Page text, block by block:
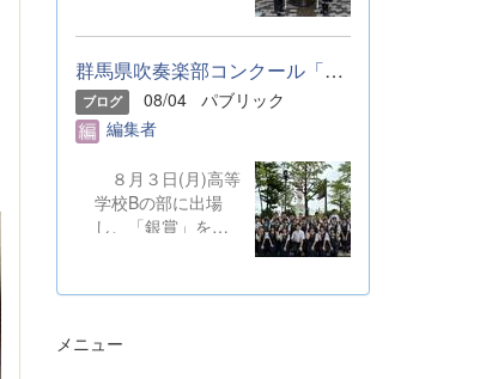
本校からは音楽部
の代表２名が、群
馬県合同合唱団の
一員として参加し
ました。 &nbsp;
群馬県吹奏楽部コンクール「銀賞」受賞しました
ブログ 08/04
パブリック
編集者
８月３日(月)高等
学校Bの部に出場
し、「銀賞」を受
OGのご支援のも
してきました。ご
メニュー